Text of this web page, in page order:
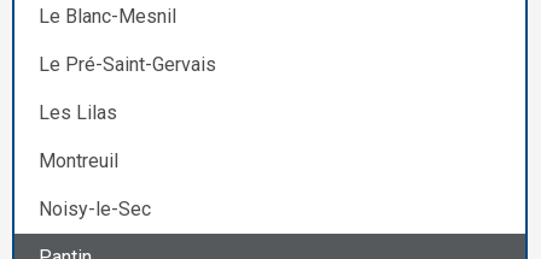
Le Blanc-Mesnil
Le Pré-Saint-Gervais
Les Lilas
Montreuil
Noisy-le-Sec